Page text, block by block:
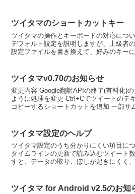
ツイタマのショートカットキー
ツイタマの操作とキーボードの対応につ
デフォルト設定を説明しますが、上級者
設定ファイルを書き換えて、好みのキー
ツイタマv0.70のお知らせ
変更内容 Google翻訳APIの終了(有料化)
ように処理を変更 Ctrl+Cでツイートのテ
コピーするショートカットを追加 一部サ
ツイタマ設定のヘルプ
ツイタマ設定のうち分かりにくい項目に
タイムラインの更新で読み込むツイート
すと、データの取りこぼしが起きにくく
ツイタマ for Android v2.5のお知